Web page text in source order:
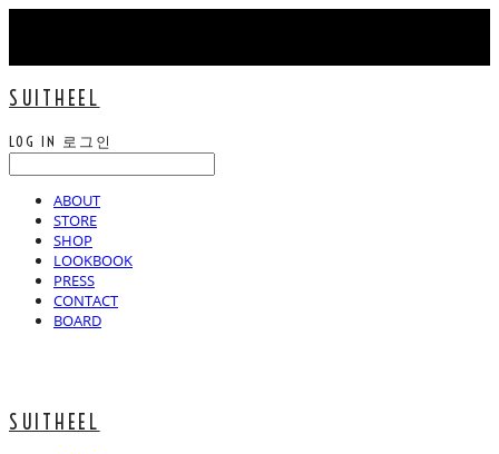
SUITHEEL
LOG IN 로그인
ABOUT
STORE
SHOP
LOOKBOOK
PRESS
CONTACT
BOARD
SUITHEEL